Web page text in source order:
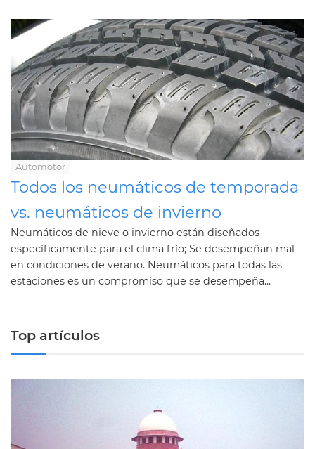
Automotor
Todos los neumáticos de temporada
vs. neumáticos de invierno
Neumáticos de nieve o invierno están diseñados
específicamente para el clima frío; Se desempeñan mal
en condiciones de verano. Neumáticos para todas las
estaciones es un compromiso que se desempeña...
Top artículos